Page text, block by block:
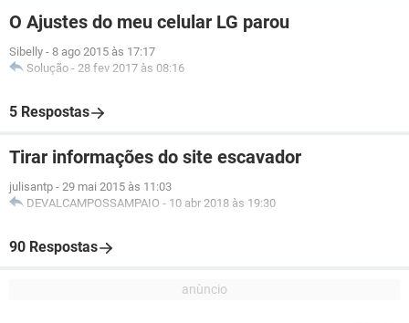
O Ajustes do meu celular LG parou
Sibelly - 8 ago 2015 às 17:17
Solução - 28 fev 2017 às 08:16
5 Respostas
Tirar informações do site escavador
julisantp - 29 mai 2015 às 11:03
DEVALCAMPOSSAMPAIO - 10 abr 2018 às 19:30
90 Respostas